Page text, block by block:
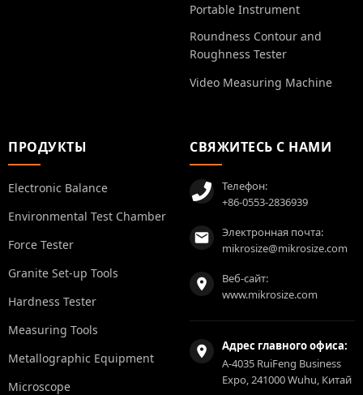
Portable Instrument
Roundness Contour and
Roughness Tester
Video Measuring Machine
ПРОДУКТЫ
Electronic Balance
Environmental Test Chamber
Force Tester
Granite Set-up Tools
Hardness Tester
Measuring Tools
Metallographic Equipment
Microscope
СВЯЖИТЕСЬ С НАМИ
Телефон:
+86-0553-2836939
Электронная почта:
mikrosize@mikrosize.com
Веб-сайт:
www.mikrosize.com
Адрес главного офиса:
A-4035 RuiFeng Business
Expo, 241000 Wuhu, Китай